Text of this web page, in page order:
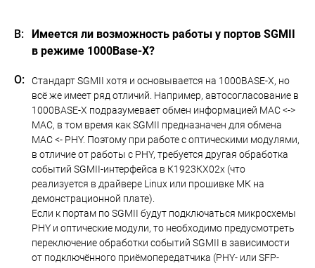
Имеется ли возможность работы у портов SGMII
в режиме 1000Base-X?
Стандарт SGMII хотя и основывается на 1000BASE-X, но
всё же имеет ряд отличий. Например, автосогласование в
1000BASE-X подразумевает обмен информацией MAC <->
MAC, в том время как SGMII предназначен для обмена
MAC <- PHY. Поэтому при работе с оптическими модулями,
в отличие от работы с PHY, требуется другая обработка
событий SGMII-интерфейса в К1923КХ02x (что
реализуется в драйвере Linux или прошивке МК на
демонстрационной плате).
Если к портам по SGMII будут подключаться микросхемы
PHY и оптические модули, то необходимо предусмотреть
переключение обработки событий SGMII в зависимости
от подключённого приёмопередатчика (PHY- или SFP-